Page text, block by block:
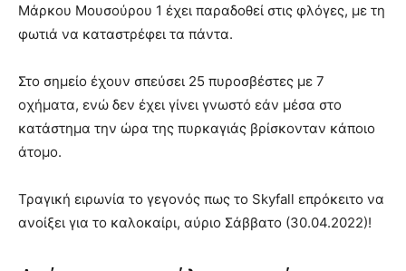
Μάρκου Μουσούρου 1 έχει παραδοθεί στις φλόγες, με τη
φωτιά να καταστρέφει τα πάντα.
Στο σημείο έχουν σπεύσει 25 πυροσβέστες με 7
οχήματα, ενώ δεν έχει γίνει γνωστό εάν μέσα στο
κατάστημα την ώρα της πυρκαγιάς βρίσκονταν κάποιο
άτομο.
Τραγική ειρωνία το γεγονός πως το Skyfall επρόκειτο να
ανοίξει για το καλοκαίρι, αύριο Σάββατο (30.04.2022)!